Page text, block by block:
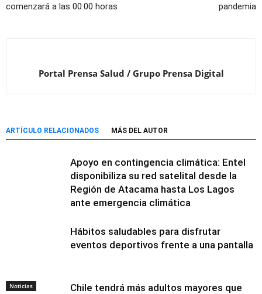
comenzará a las 00:00 horas
pandemia
Portal Prensa Salud / Grupo Prensa Digital
ARTÍCULO RELACIONADOS MÁS DEL AUTOR
Noticias
Apoyo en contingencia climática: Entel
disponibiliza su red satelital desde la
Región de Atacama hasta Los Lagos
ante emergencia climática
Hábitos saludables para disfrutar
eventos deportivos frente a una pantalla
Chile tendrá más adultos mayores que